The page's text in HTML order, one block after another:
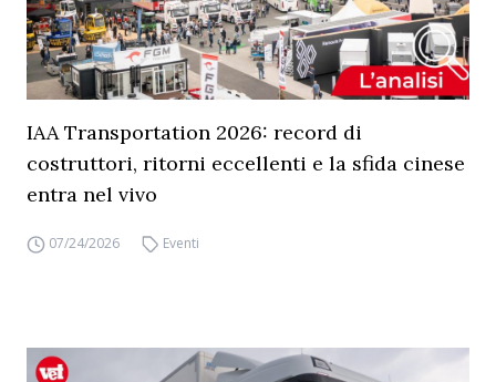
IAA Transportation 2026: record di
costruttori, ritorni eccellenti e la sfida cinese
entra nel vivo
07/24/2026 Eventi